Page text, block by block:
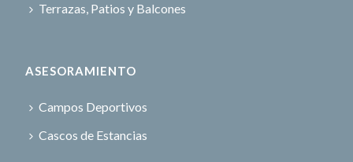
Terrazas, Patios y Balcones
ASESORAMIENTO
Campos Deportivos
Cascos de Estancias